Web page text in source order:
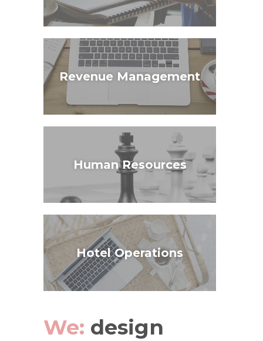
Revenue Management
Human Resources
Hotel Operations
We: design